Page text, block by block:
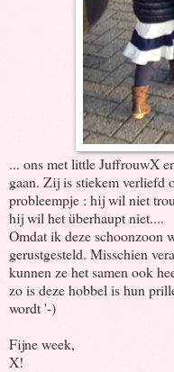
... ons met little JuffrouwX
gaan. Zij is stiekem verliefd
probleempje : hij wil niet
hij wil het überhaupt niet....
Omdat ik deze schoonzoon
gerustgesteld. Misschien
kunnen ze het samen ook
zo is deze hobbel is hun
wordt '-)
Fijne week,
X!